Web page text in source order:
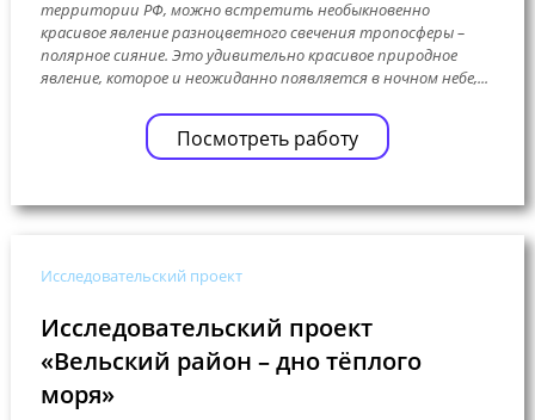
территории РФ, можно встретить необыкновенно
красивое явление разноцветного свечения тропосферы –
полярное сияние. Это удивительно красивое природное
явление, которое и неожиданно появляется в ночном небе,...
Посмотреть работу
Исследовательский проект
Исследовательский проект
«Вельский район – дно тёплого
моря»